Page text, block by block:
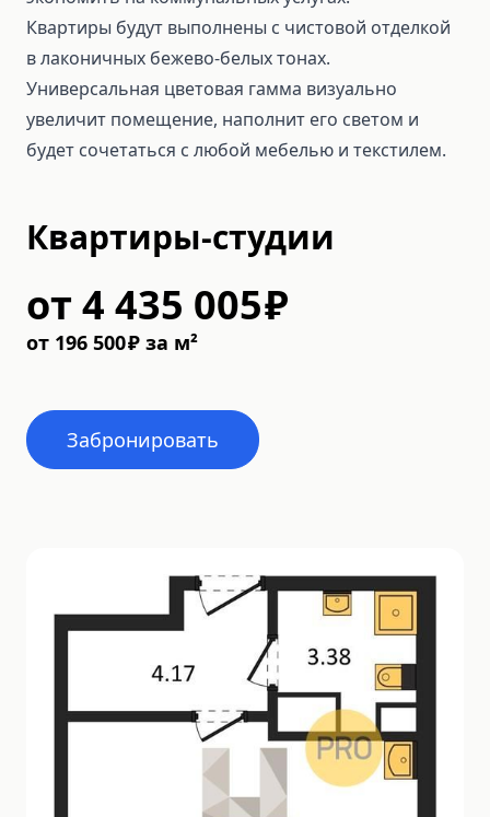
Квартиры будут выполнены с чистовой отделкой
в лаконичных бежево-белых тонах.
Универсальная цветовая гамма визуально
увеличит помещение, наполнит его светом и
будет сочетаться с любой мебелью и текстилем.
Квартиры-студии
от 4 435 005₽
от 196 500₽ за м²
Забронировать